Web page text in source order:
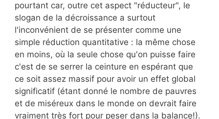
pourtant car, outre cet aspect "réducteur", le
slogan de la décroissance a surtout
l'inconvénient de se présenter comme une
simple réduction quantitative : la même chose
en moins, où la seule chose qu'on puisse faire
c'est de se serrer la ceinture en espérant que
ce soit assez massif pour avoir un effet global
significatif (étant donné le nombre de pauvres
et de miséreux dans le monde on devrait faire
vraiment très fort pour peser dans la balance!).